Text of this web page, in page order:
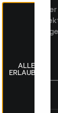
ALLE
ERLAUBEN